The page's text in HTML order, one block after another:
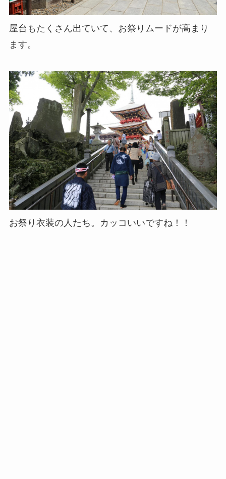
屋台もたくさん出ていて、お祭りムードが高まり
ます。
お祭り衣装の人たち。カッコいいですね！！